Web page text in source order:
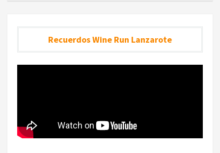
Recuerdos Wine Run Lanzarote